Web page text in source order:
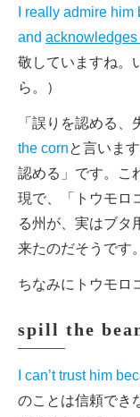
I really admire
and acknowledges
敬していますね。
ら。）
「誤りを認める
the cornと言いま
認める」です。こ
現で、「トウモロ
る州が、実はブタ
来たのだそうです。
ちなみにトウモロ
spill the
I can’t trust him
のことは信頼でき